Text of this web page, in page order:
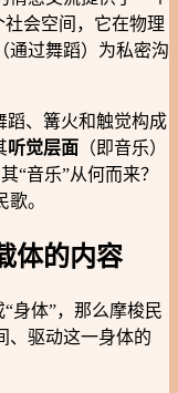
社会空间，它在物理
通过舞蹈）为私密沟
蹈、篝火和触觉构成
听觉层面 （即音乐）
“音乐”从何而来？
。
体的内容
身体”，那么摩梭民
、驱动这一身体的